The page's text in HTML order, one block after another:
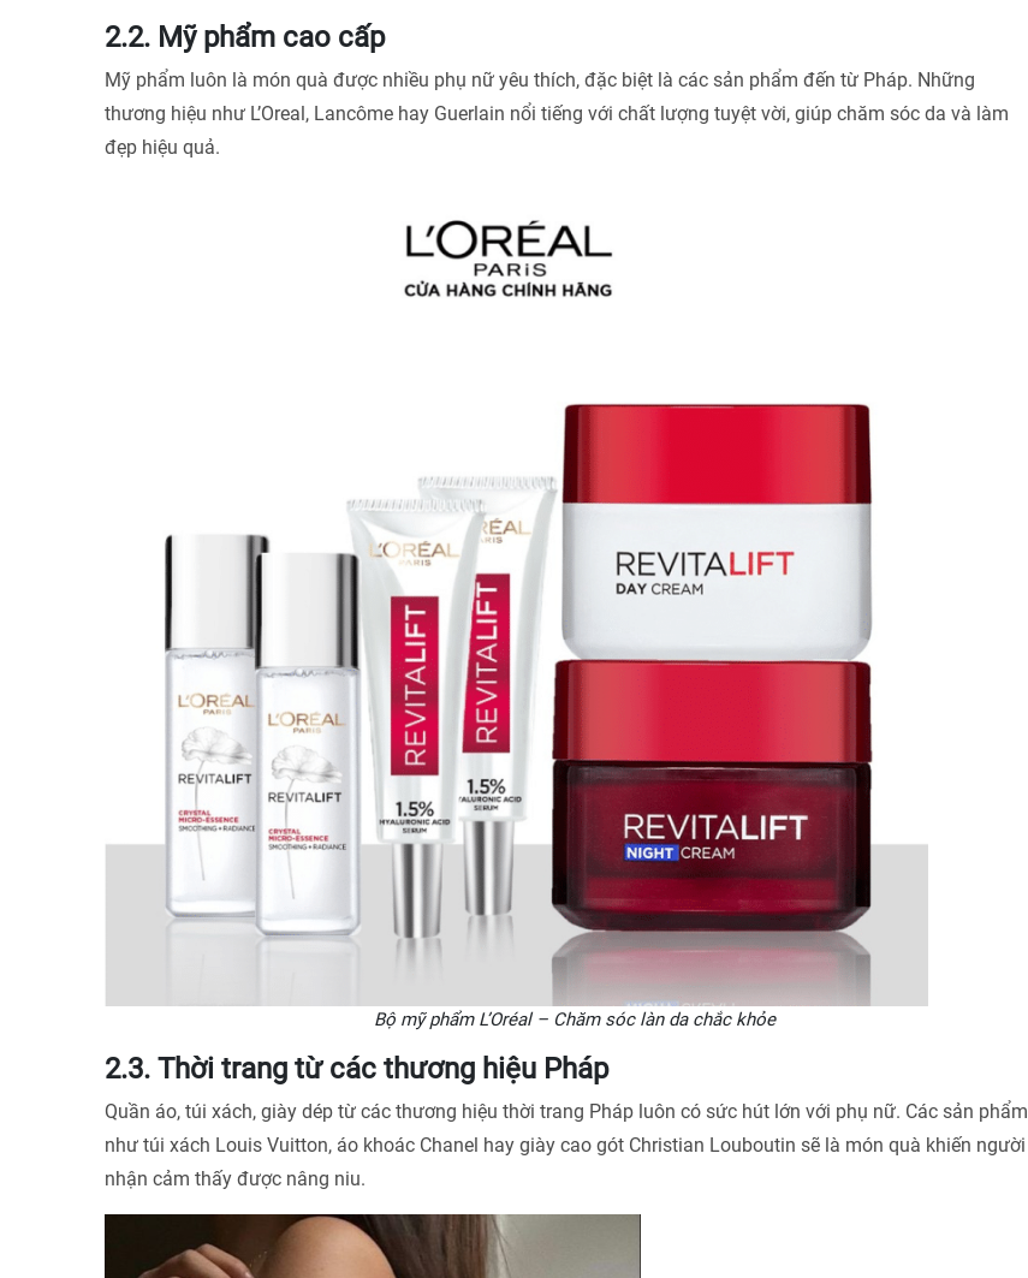
2.2. Mỹ phẩm cao cấp
Mỹ phẩm luôn là món quà được nhiều phụ nữ yêu thích, đặc biệt là các sản phẩm đến từ Pháp. Những
thương hiệu như L’Oreal, Lancôme hay Guerlain nổi tiếng với chất lượng tuyệt vời, giúp chăm sóc da và làm
đẹp hiệu quả.
Bộ mỹ phẩm L’Oréal – Chăm sóc làn da chắc khỏe
2.3. Thời trang từ các thương hiệu Pháp
Quần áo, túi xách, giày dép từ các thương hiệu thời trang Pháp luôn có sức hút lớn với phụ nữ. Các sản phẩm
như túi xách Louis Vuitton, áo khoác Chanel hay giày cao gót Christian Louboutin sẽ là món quà khiến người
nhận cảm thấy được nâng niu.